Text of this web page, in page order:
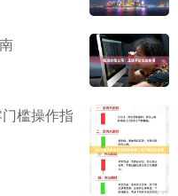
槛操作指